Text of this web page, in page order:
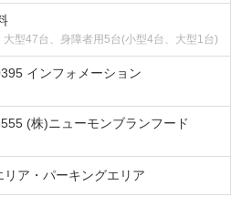
型47台、身障者用5台(小型4台、大型1台)
インフォメーション
(株)ニューモンブランフード
リア・パーキングエリア